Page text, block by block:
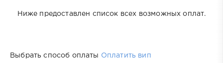
Ниже предоставлен список всех возможных оплат.
Выбрать способ оплаты Оплатить вип